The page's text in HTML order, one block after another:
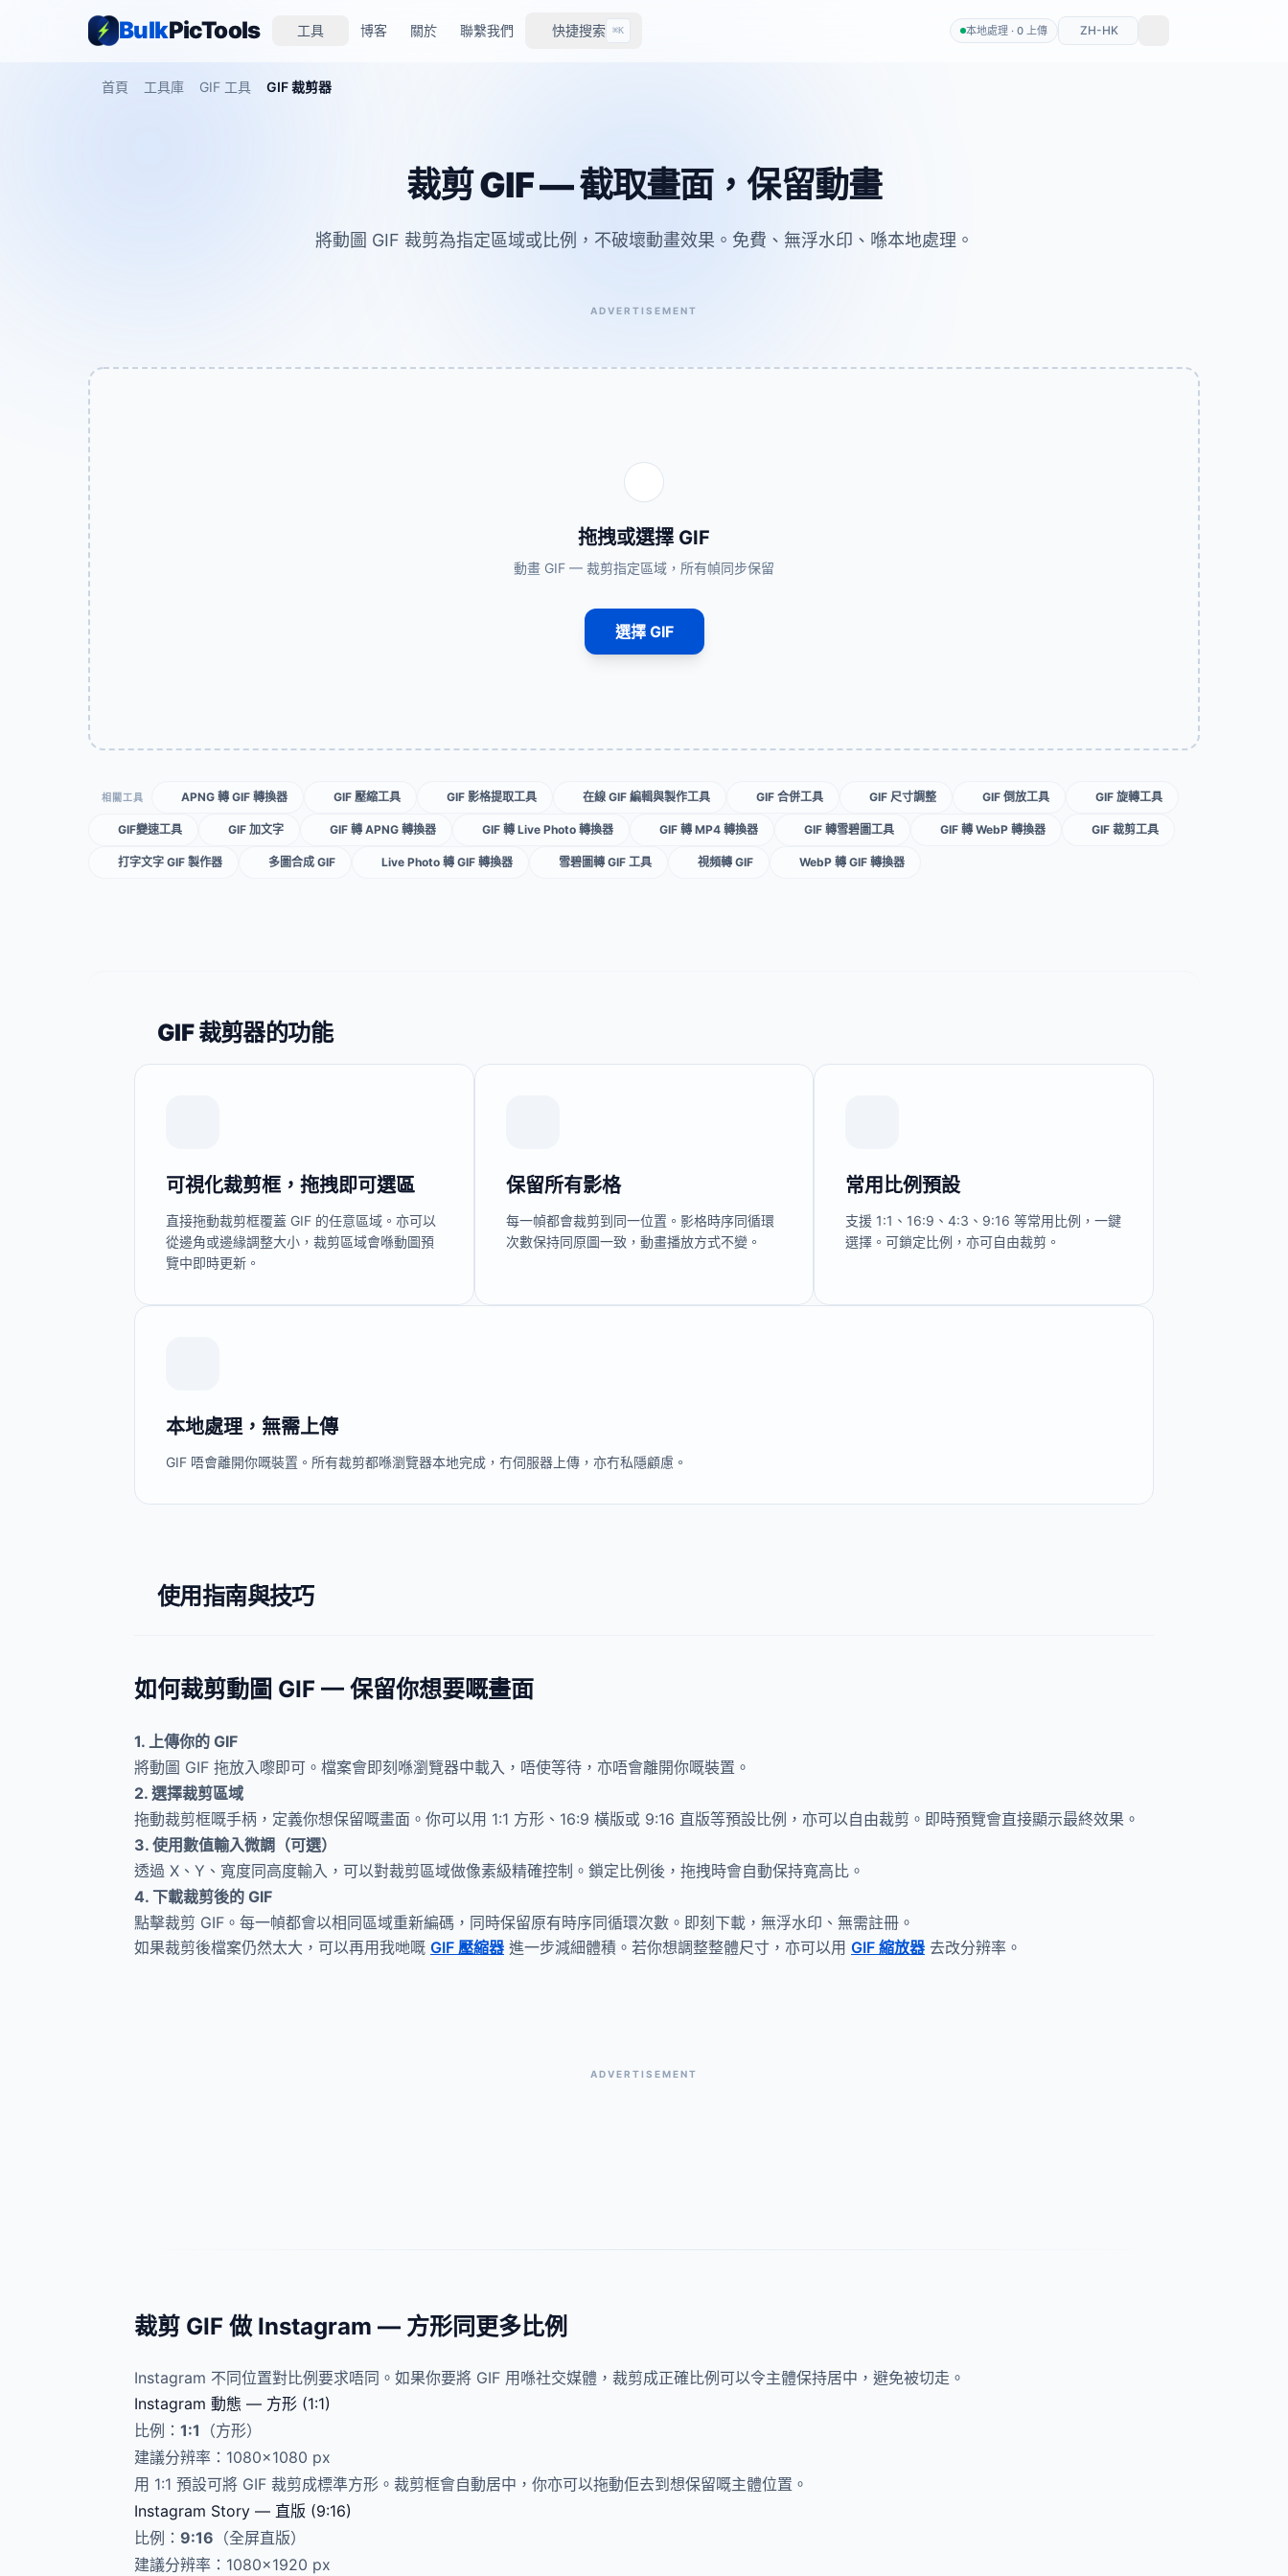
BulkPicTools 工具 博客 關於 聯繫我們 快捷搜索 ⌘K 本地處理 · 0 上傳 ZH-HK
首頁 工具庫 GIF 工具 GIF 裁剪器
裁剪 GIF — 截取畫面，保留動畫
將動圖 GIF 裁剪為指定區域或比例，不破壞動畫效果。免費、無浮水印、喺本地處理。
ADVERTISEMENT
拖拽或選擇 GIF
動畫 GIF — 裁剪指定區域，所有幀同步保留
選擇 GIF
相關工具 APNG 轉 GIF 轉換器 GIF 壓縮工具 GIF 影格提取工具 在線 GIF 編輯與製作工具 GIF 合併工具 GIF 尺寸調整 GIF 倒放工具 GIF 旋轉工具
GIF變速工具 GIF 加文字 GIF 轉 APNG 轉換器 GIF 轉 Live Photo 轉換器 GIF 轉 MP4 轉換器 GIF 轉雪碧圖工具 GIF 轉 WebP 轉換器 GIF 裁剪工具
打字文字 GIF 製作器 多圖合成 GIF Live Photo 轉 GIF 轉換器 雪碧圖轉 GIF 工具 視頻轉 GIF WebP 轉 GIF 轉換器
GIF 裁剪器的功能
可視化裁剪框，拖拽即可選區
直接拖動裁剪框覆蓋 GIF 的任意區域。亦可以
從邊角或邊緣調整大小，裁剪區域會喺動圖預
覽中即時更新。
保留所有影格
每一幀都會裁剪到同一位置。影格時序同循環
次數保持同原圖一致，動畫播放方式不變。
常用比例預設
支援 1:1、16:9、4:3、9:16 等常用比例，一鍵
選擇。可鎖定比例，亦可自由裁剪。
本地處理，無需上傳
GIF 唔會離開你嘅裝置。所有裁剪都喺瀏覽器本地完成，冇伺服器上傳，亦冇私隱顧慮。
使用指南與技巧
如何裁剪動圖 GIF — 保留你想要嘅畫面
1. 上傳你的 GIF
將動圖 GIF 拖放入嚟即可。檔案會即刻喺瀏覽器中載入，唔使等待，亦唔會離開你嘅裝置。
2. 選擇裁剪區域
拖動裁剪框嘅手柄，定義你想保留嘅畫面。你可以用 1:1 方形、16:9 橫版或 9:16 直版等預設比例，亦可以自由裁剪。即時預覽會直接顯示最終效果。
3. 使用數值輸入微調（可選）
透過 X、Y、寬度同高度輸入，可以對裁剪區域做像素級精確控制。鎖定比例後，拖拽時會自動保持寬高比。
4. 下載裁剪後的 GIF
點擊裁剪 GIF。每一幀都會以相同區域重新編碼，同時保留原有時序同循環次數。即刻下載，無浮水印、無需註冊。
如果裁剪後檔案仍然太大，可以再用我哋嘅 GIF 壓縮器 進一步減細體積。若你想調整整體尺寸，亦可以用 GIF 縮放器 去改分辨率。
ADVERTISEMENT
裁剪 GIF 做 Instagram — 方形同更多比例
Instagram 不同位置對比例要求唔同。如果你要將 GIF 用喺社交媒體，裁剪成正確比例可以令主體保持居中，避免被切走。
Instagram 動態 — 方形 (1:1)
比例： 1:1 （方形）
建議分辨率：1080×1080 px
用 1:1 預設可將 GIF 裁剪成標準方形。裁剪框會自動居中，你亦可以拖動佢去到想保留嘅主體位置。
Instagram Story — 直版 (9:16)
比例： 9:16 （全屏直版）
建議分辨率：1080×1920 px